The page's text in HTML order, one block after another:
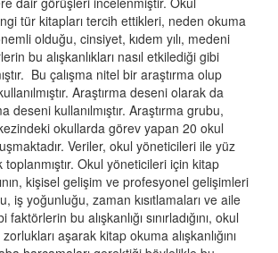
tür kitapları tercih ettikleri, neden okuma
olduğu, cinsiyet, kıdem yılı, medeni
bu alışkanlıkları nasıl etkilediği gibi
Bu çalışma nitel bir araştırma olup
Araştırma deseni olarak da
deseni kullanılmıştır. Araştırma grubu,
okullarda görev yapan 20 okul
Veriler, okul yöneticileri ile yüz
Okul yöneticileri için kitap
kişisel gelişim ve profesyonel gelişimleri
iş yoğunluğu, zaman kısıtlamaları ve aile
bu alışkanlığı sınırladığını, okul
aşarak kitap okuma alışkanlığını